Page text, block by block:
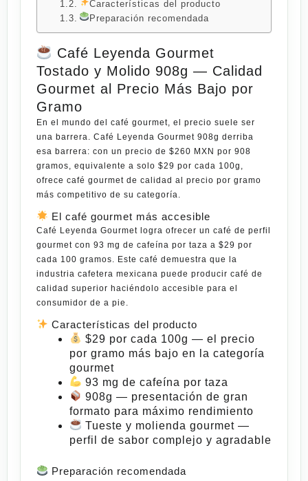
Características del producto
Preparación recomendada
Café Leyenda Gourmet
Tostado y Molido 908g — Calidad
Gourmet al Precio Más Bajo por
Gramo
En el mundo del café gourmet, el precio suele ser
una barrera. Café Leyenda Gourmet 908g derriba
esa barrera: con un precio de $260 MXN por 908
gramos , equivalente a solo $29 por cada 100g,
ofrece café gourmet de calidad al precio por gramo
más competitivo de su categoría
El café gourmet más accesible
Café Leyenda Gourmet logra ofrecer un café de perfil
gourmet con 93 mg de cafeína por taza a $29 por
cada 100 gramos. Este café demuestra que la
industria cafetera mexicana puede producir café de
calidad superior haciéndolo accesible para el
consumidor de a pie.
Características del producto
$29 por cada 100g — el precio
por gramo más bajo en la categoría
gourmet
93 mg de cafeína por taza
908g — presentación de gran
formato para máximo rendimiento
Tueste y molienda gourmet —
perfil de sabor complejo y agradable
Preparación recomendada